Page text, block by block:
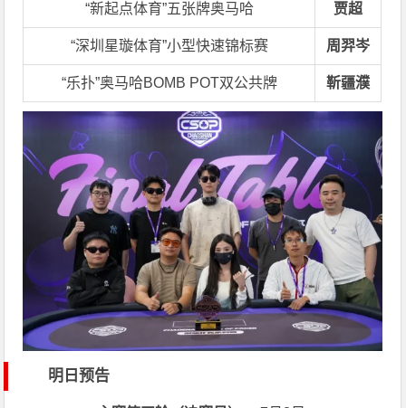
“新起点体育”五张牌奥马哈 贾超
“深圳星璇体育”小型快速锦标赛 周羿岑
“乐扑”奥马哈BOMB POT双公共牌 靳疆濮
明日预告